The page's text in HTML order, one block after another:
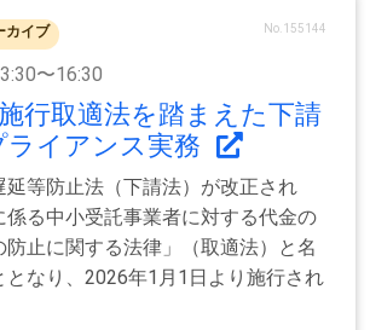
カイブ No.155144
〜16:30
行取適法を踏まえた下請
ライアンス実務
延等防止法（下請法）が改正され
係る中小受託事業者に対する代金の
止に関する法律」（取適法）と名
となり、2026年1月1日より施行され